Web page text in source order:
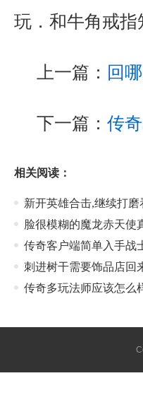
玩．和牛角戒
上一篇： 回
下一篇： 传
相关阅读：
新开英雄合击,继续打
脸很模糊的魔龙赤天使
传奇客户端简单入手战
刺进树干需要饰品店回
传奇多玩法师应该怎么